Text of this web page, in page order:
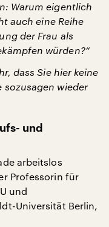
Warum eigentlich
auch eine Reihe
der Frau als
würden?“
dass Sie hier keine
sozusagen wieder
und
arbeitslos
Professorin für
und
Universität Berlin,